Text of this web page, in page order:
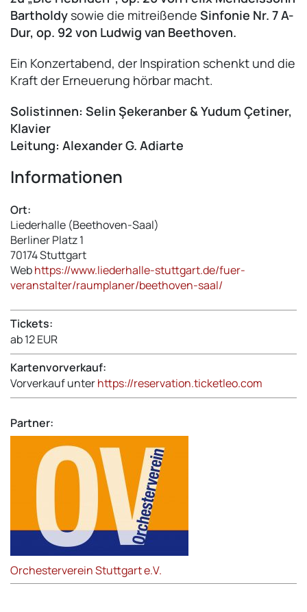
Bartholdy sowie die mitreißende Sinfonie Nr. 7 A-
Dur, op. 92 von Ludwig van Beethoven.
Ein Konzertabend, der Inspiration schenkt und die
Kraft der Erneuerung hörbar macht.
Solistinnen: Selin Şekeranber & Yudum Çetiner,
Klavier
Leitung: Alexander G. Adiarte
Informationen
Ort:
Liederhalle (Beethoven-Saal)
Berliner Platz 1
70174Stuttgart
Webhttps://www.liederhalle-stuttgart.de/fuer-
veranstalter/raumplaner/beethoven-saal/
Tickets:
ab 12 EUR
Kartenvorverkauf:
Vorverkauf unterhttps://reservation.ticketleo.com
Partner:
Orchesterverein Stuttgart e.V.